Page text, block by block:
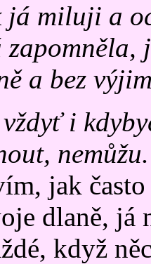
já miluji a
a bez
vždyť i
nemůžu.
jak často
dlaně, já
když